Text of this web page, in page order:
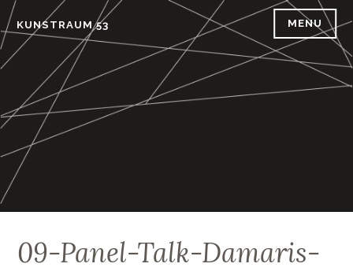
Skip
to
content
KUNSTRAUM 53 MENU
09-Panel-Talk-Damaris-